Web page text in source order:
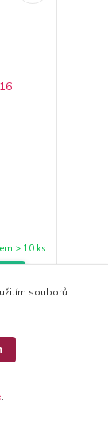
> 10 ks
souborů
.